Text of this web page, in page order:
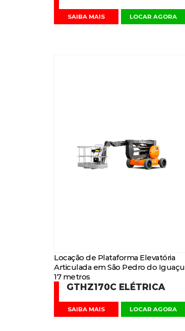
SAIBA MAIS LOCAR AGORA
Locação de Plataforma Elevatória
Articulada em São Pedro do Iguaçu
17 metros
GTHZ170C ELÉTRICA
SAIBA MAIS LOCAR AGORA